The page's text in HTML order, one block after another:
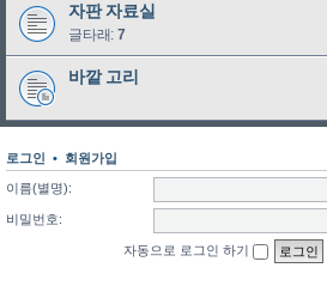
자판 자료실
글타래: 7
바깥 고리
로그인 • 회원가입
이름(별명):
비밀번호:
자동으로 로그인 하기